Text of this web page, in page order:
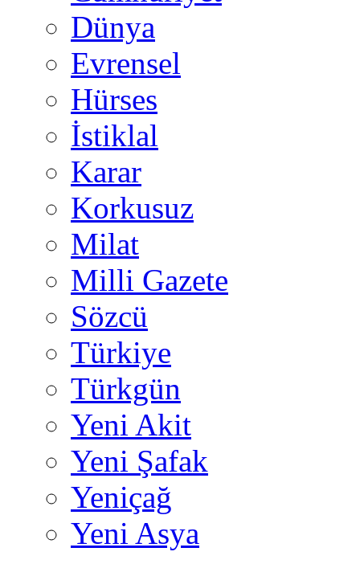
Dünya
Evrensel
Hürses
İstiklal
Karar
Korkusuz
Milat
Milli Gazete
Sözcü
Türkiye
Türkgün
Yeni Akit
Yeni Şafak
Yeniçağ
Yeni Asya